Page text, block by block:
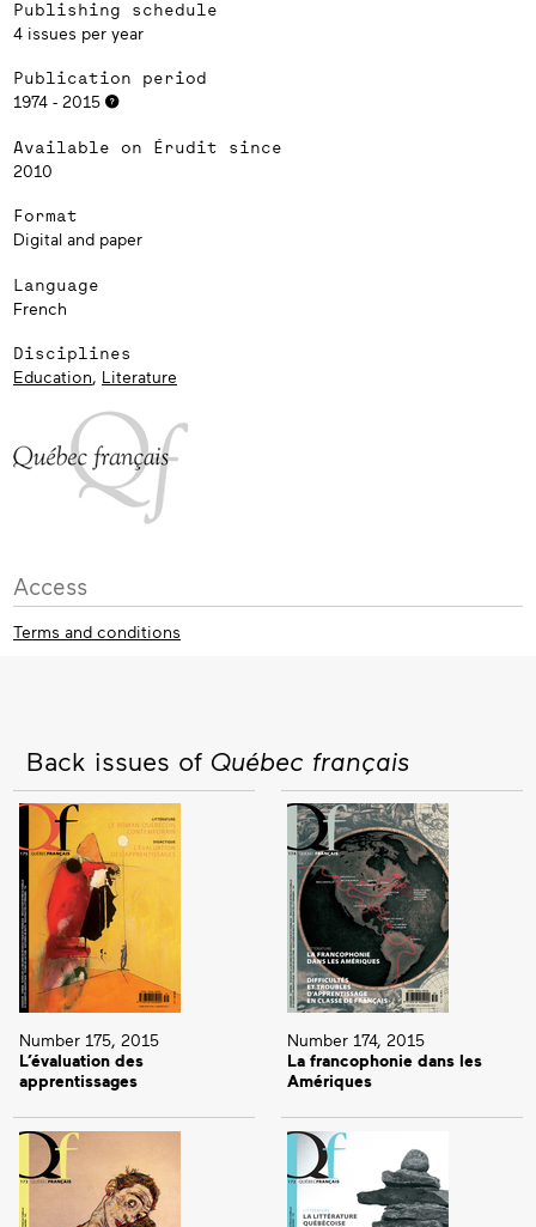
Publishing schedule
4 issues per year
Publication period
1974 - 2015
Available on Érudit since
2010
Format
Digital and paper
Language
French
Disciplines
Education, Literature
Access
Terms and conditions
Back issues of Québec français
Number 175, 2015
L’évaluation des
apprentissages
Number 174, 2015
La francophonie dans les
Amériques